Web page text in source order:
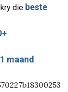
die beste
1 maand